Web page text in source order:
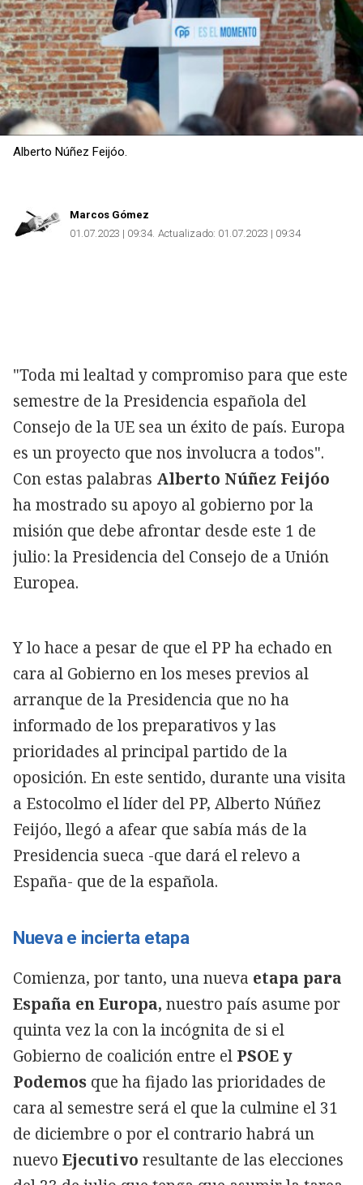
Alberto Núñez Feijóo.
Marcos Gómez
01.07.2023 | 09:34 Actualizado: 01.07.2023 | 09:34
"Toda mi lealtad y compromiso para que este
semestre de la Presidencia española del
Consejo de la UE sea un éxito de país. Europa
es un proyecto que nos involucra a todos".
Con estas palabras Alberto Núñez Feijóo
ha mostrado su apoyo al gobierno por la
misión que debe afrontar desde este 1 de
julio: la Presidencia del Consejo de a Unión
Europea.
Y lo hace a pesar de que el PP ha echado en
cara al Gobierno en los meses previos al
arranque de la Presidencia que no ha
informado de los preparativos y las
prioridades al principal partido de la
oposición. En este sentido, durante una visita
a Estocolmo el líder del PP, Alberto Núñez
Feijóo, llegó a afear que sabía más de la
Presidencia sueca -que dará el relevo a
España- que de la española.
Nueva e incierta etapa
Comienza, por tanto, una nueva etapa para
España en Europa, nuestro país asume por
quinta vez la con la incógnita de si el
Gobierno de coalición entre el PSOE y
Podemos que ha fijado las prioridades de
cara al semestre será el que la culmine el 31
de diciembre o por el contrario habrá un
nuevo Ejecutivo resultante de las elecciones